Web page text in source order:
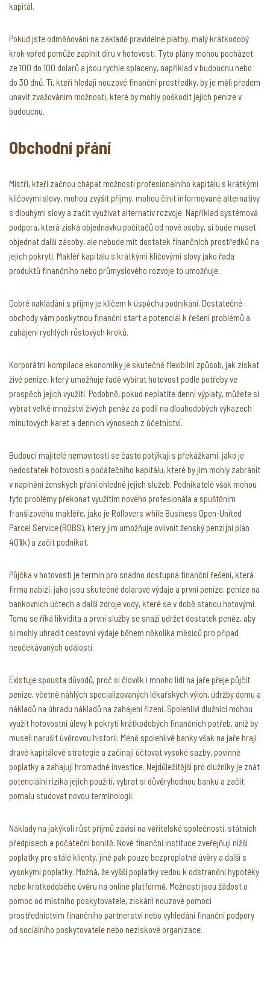
kapitál.
Pokud jste odměňováni na základě pravidelné platby, malý krátkodobý
krok vpřed pomůže zaplnit díru v hotovosti. Tyto plány mohou pocházet
ze 100 do 100 dolarů a jsou rychle splaceny, například v budoucnu nebo
do 30 dnů. Ti, kteří hledají nouzové finanční prostředky, by je měli předem
unavit zvažováním možností, které by mohly poškodit jejich peníze v
budoucnu.
Obchodní přání
Mistři, kteří začnou chápat možnosti profesionálního kapitálu s krátkými
klíčovými slovy, mohou zvýšit příjmy, mohou činit informované alternativy
s dlouhými slovy a začít využívat alternativ rozvoje. Například systémová
podpora, která získá objednávku počítačů od nové osoby, si bude muset
objednat další zásoby, ale nebude mít dostatek finančních prostředků na
jejich pokrytí. Makléř kapitálu s krátkými klíčovými slovy jako řada
produktů finančního nebo průmyslového rozvoje to umožňuje.
Dobré nakládání s příjmy je klíčem k úspěchu podnikání. Dostatečné
obchody vám poskytnou finanční start a potenciál k řešení problémů a
zahájení rychlých růstových kroků.
Korporátní kompilace ekonomiky je skutečně flexibilní způsob, jak získat
živé peníze, který umožňuje řadě vybírat hotovost podle potřeby ve
prospěch jejich využití. Podobně, pokud neplatíte denní výplaty, můžete si
vybrat velké množství živých peněz za podíl na dlouhodobých výkazech
minutových karet a denních výnosech z účetnictví.
Budoucí majitelé nemovitostí se často potýkají s překážkami, jako je
nedostatek hotovosti a počátečního kapitálu, které by jim mohly zabránit
v naplnění ženských přání ohledně jejich služeb. Podnikatelé však mohou
tyto problémy překonat využitím nového profesionála a spuštěním
franšízového makléře, jako je Rollovers while Business Open-United
Parcel Service (ROBS), který jim umožňuje ovlivnit ženský penzijní plán
401(k) a začít podnikat.
Půjčka v hotovosti je termín pro snadno dostupná finanční řešení, která
firma nabízí, jako jsou skutečné dolarové výdaje a první peníze, peníze na
bankovních účtech a další zdroje vody, které se v době stanou hotovými.
Tomu se říká likvidita a první služby se snaží udržet dostatek peněz, aby
si mohly uhradit cestovní výdaje během několika měsíců pro případ
neočekávaných událostí.
Existuje spousta důvodů, proč si člověk i mnoho lidí na jaře přeje půjčit
peníze, včetně náhlých specializovaných lékařských výloh, údržby domu a
nákladů na úhradu nákladů na zahájení řízení. Spolehliví dlužníci mohou
využít hotovostní úlevy k pokrytí krátkodobých finančních potřeb, aniž by
museli narušit úvěrovou historii. Méně spolehlivé banky však na jaře hrají
dravé kapitálové strategie a začínají účtovat vysoké sazby, povinné
poplatky a zahajují hromadné investice. Nejdůležitější pro dlužníky je znát
potenciální rizika jejich použití, vybrat si důvěryhodnou banku a začít
pomalu studovat novou terminologii.
Náklady na jakýkoli růst příjmů závisí na věřitelské společnosti, státních
předpisech a počáteční bonitě. Nové finanční instituce zveřejňují nižší
poplatky pro stálé klienty, jiné pak pouze bezproplatné úvěry a další s
vysokými poplatky. Možná, že vyšší poplatky vedou k odstranění hypotéky
nebo krátkodobého úvěru na online platformě. Možnosti jsou žádost o
pomoc od místního poskytovatele, získání nouzové pomoci
prostřednictvím finančního partnerství nebo vyhledání finanční podpory
od sociálního poskytovatele nebo neziskové organizace.